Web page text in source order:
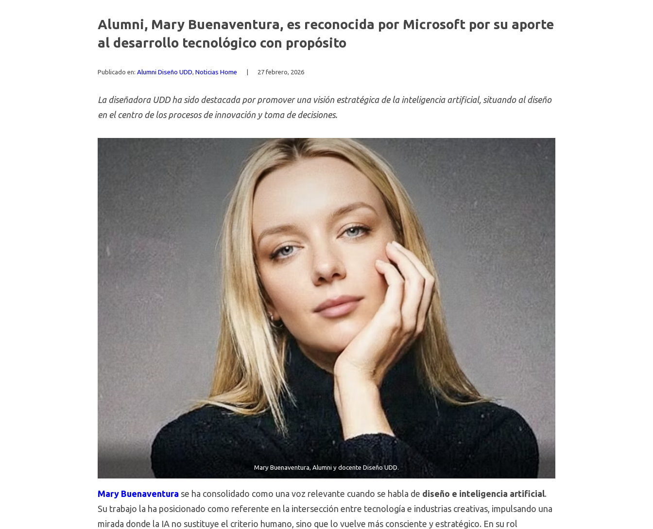
Alumni, Mary Buenaventura, es reconocida por Microsoft por su aporte
al desarrollo tecnológico con propósito
Publicado en: Alumni Diseño UDD, Noticias Home 27 febrero, 2026
La diseñadora UDD ha sido destacada por promover una visión estratégica de la inteligencia artificial, situando al diseño
en el centro de los procesos de innovación y toma de decisiones.
Mary Buenaventura, Alumni y docente Diseño UDD.
Mary Buenaventura se ha consolidado como una voz relevante cuando se habla de diseño e inteligencia artificial.
Su trabajo la ha posicionado como referente en la intersección entre tecnología e industrias creativas, impulsando una
mirada donde la IA no sustituye el criterio humano, sino que lo vuelve más consciente y estratégico. En su rol